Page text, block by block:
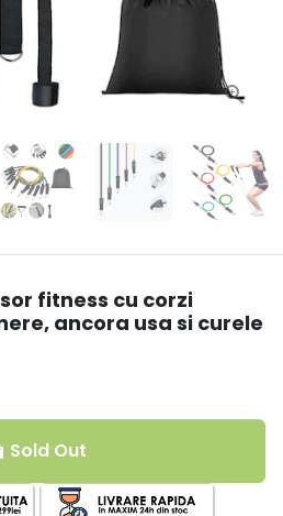
fitness cu corzi
ancora usa si curele
Sold Out